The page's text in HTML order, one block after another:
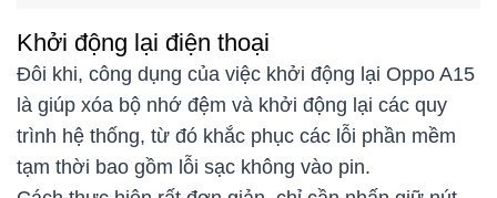
Khởi động lại điện thoại
Đôi khi, công dụng của việc khởi động lại Oppo A15
là giúp xóa bộ nhớ đệm và khởi động lại các quy
trình hệ thống, từ đó khắc phục các lỗi phần mềm
tạm thời bao gồm lỗi sạc không vào pin.